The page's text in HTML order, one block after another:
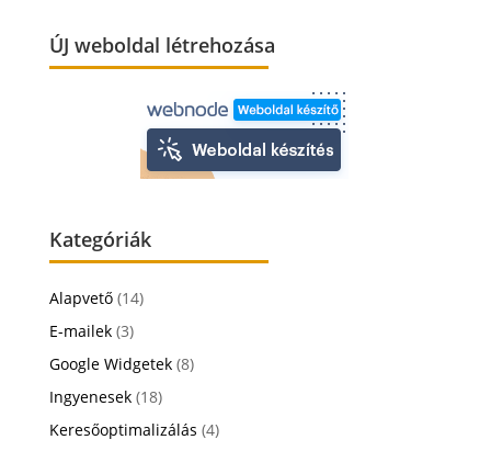
ÚJ weboldal létrehozása
Kategóriák
Alapvető(14)
E-mailek(3)
Google Widgetek(8)
Ingyenesek(18)
Keresőoptimalizálás (4)